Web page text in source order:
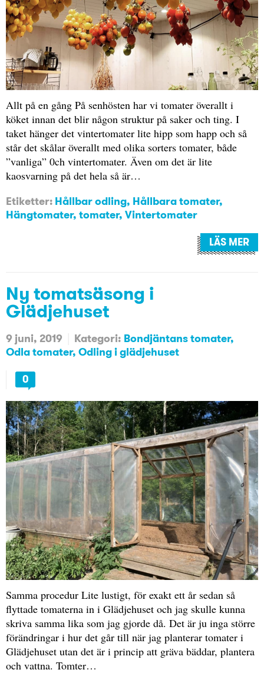
Allt på en gång På senhösten har vi tomater överallt i
köket innan det blir någon struktur på saker och ting. I
taket hänger det vintertomater lite hipp som happ och så
står det skålar överallt med olika sorters tomater, både
”vanliga” 0ch vintertomater. Även om det är lite
kaosvarning på det hela så är…
Etiketter: Hållbar odling, Hållbara tomater,
Hängtomater, tomater, Vintertomater
LÄS MER
Ny tomatsäsong i
Glädjehuset
9 juni, 2019 Kategori: Bondjäntans tomater
Odla tomater Odling i glädjehuset
0
Samma procedur Lite lustigt, för exakt ett år sedan så
flyttade tomaterna in i Glädjehuset och jag skulle kunna
skriva samma lika som jag gjorde då. Det är ju inga större
förändringar i hur det går till när jag planterar tomater i
Glädjehuset utan det är i princip att gräva bäddar, plantera
och vattna. Tomter…